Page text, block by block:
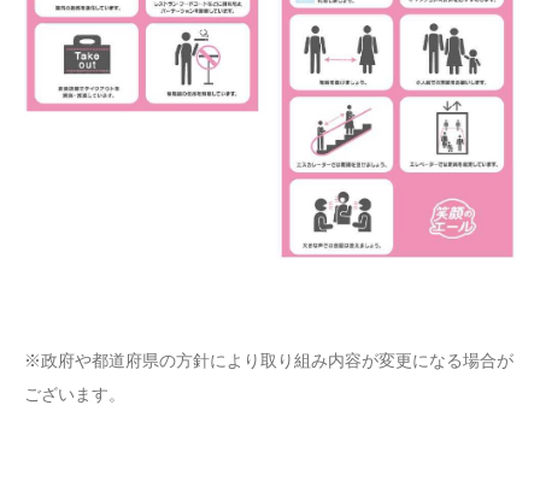
※政府や都道府県の方針により取り組み内容が変更になる場合が
ございます。